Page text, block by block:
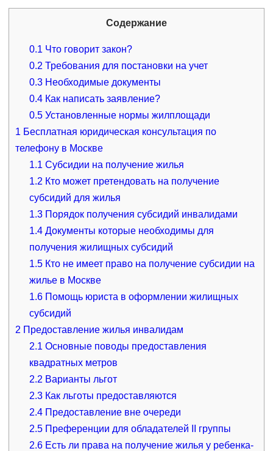
Содержание
0.1 Что говорит закон?
0.2 Требования для постановки на учет
0.3 Необходимые документы
0.4 Как написать заявление?
0.5 Установленные нормы жилплощади
1 Бесплатная юридическая консультация по
телефону в Москве
1.1 Субсидии на получение жилья
1.2 Кто может претендовать на получение
субсидий для жилья
1.3 Порядок получения субсидий инвалидами
1.4 Документы которые необходимы для
получения жилищных субсидий
1.5 Кто не имеет право на получение субсидии на
жилье в Москве
1.6 Помощь юриста в оформлении жилищных
субсидий
2 Предоставление жилья инвалидам
2.1 Основные поводы предоставления
квадратных метров
2.2 Варианты льгот
2.3 Как льготы предоставляются
2.4 Предоставление вне очереди
2.5 Преференции для обладателей II группы
2.6 Есть ли права на получение жилья у ребенка-